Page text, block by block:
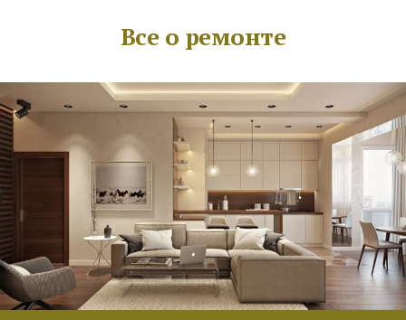
Все о ремонте